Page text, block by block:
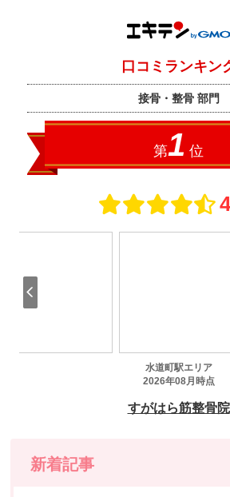
新着記事